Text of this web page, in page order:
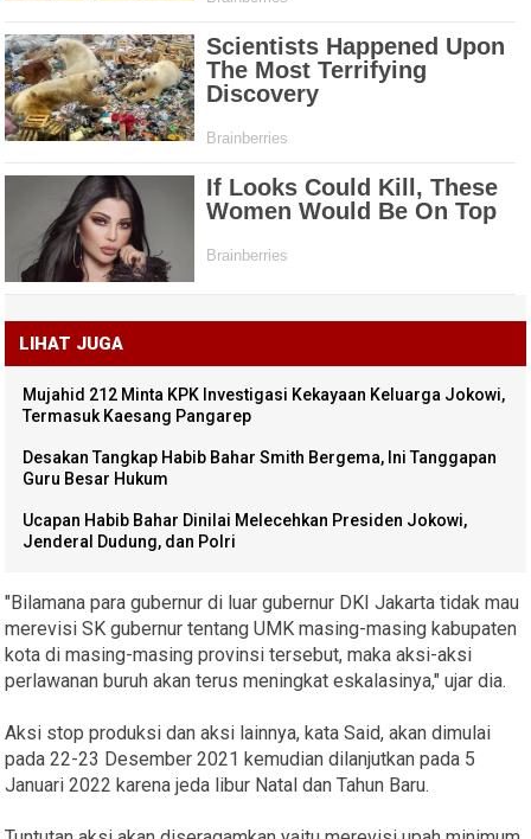
LIHAT JUGA
Mujahid 212 Minta KPK Investigasi Kekayaan Keluarga Jokowi,
Termasuk Kaesang Pangarep
Desakan Tangkap Habib Bahar Smith Bergema, Ini Tanggapan
Guru Besar Hukum
Ucapan Habib Bahar Dinilai Melecehkan Presiden Jokowi,
Jenderal Dudung, dan Polri
"Bilamana para gubernur di luar gubernur DKI Jakarta tidak mau
merevisi SK gubernur tentang UMK masing-masing kabupaten
kota di masing-masing provinsi tersebut, maka aksi-aksi
perlawanan buruh akan terus meningkat eskalasinya," ujar dia.
Aksi stop produksi dan aksi lainnya, kata Said, akan dimulai
pada 22-23 Desember 2021 kemudian dilanjutkan pada 5
Januari 2022 karena jeda libur Natal dan Tahun Baru.